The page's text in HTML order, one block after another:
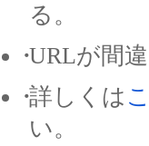
る。
URLが間
詳しくは
い。